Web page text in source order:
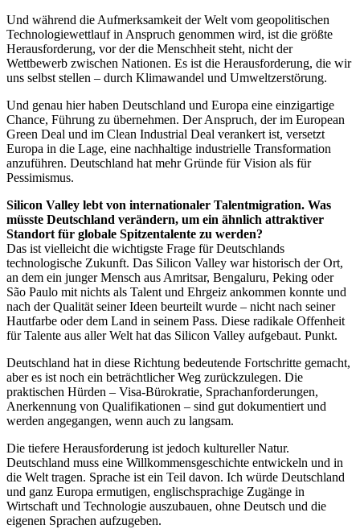
Und während die Aufmerksamkeit der Welt vom geopolitischen
Technologiewettlauf in Anspruch genommen wird, ist die größte
Herausforderung, vor der die Menschheit steht, nicht der
Wettbewerb zwischen Nationen. Es ist die Herausforderung, die wir
uns selbst stellen – durch Klimawandel und Umweltzerstörung.
Und genau hier haben Deutschland und Europa eine einzigartige
Chance, Führung zu übernehmen. Der Anspruch, der im European
Green Deal und im Clean Industrial Deal verankert ist, versetzt
Europa in die Lage, eine nachhaltige industrielle Transformation
anzuführen. Deutschland hat mehr Gründe für Vision als für
Pessimismus.
Silicon Valley lebt von internationaler Talentmigration. Was
müsste Deutschland verändern, um ein ähnlich attraktiver
Standort für globale Spitzentalente zu werden?
Das ist vielleicht die wichtigste Frage für Deutschlands
technologische Zukunft. Das Silicon Valley war historisch der Ort,
an dem ein junger Mensch aus Amritsar, Bengaluru, Peking oder
São Paulo mit nichts als Talent und Ehrgeiz ankommen konnte und
nach der Qualität seiner Ideen beurteilt wurde – nicht nach seiner
Hautfarbe oder dem Land in seinem Pass. Diese radikale Offenheit
für Talente aus aller Welt hat das Silicon Valley aufgebaut. Punkt.
Deutschland hat in diese Richtung bedeutende Fortschritte gemacht,
aber es ist noch ein beträchtlicher Weg zurückzulegen. Die
praktischen Hürden – Visa-Bürokratie, Sprachanforderungen,
Anerkennung von Qualifikationen – sind gut dokumentiert und
werden angegangen, wenn auch zu langsam.
Die tiefere Herausforderung ist jedoch kultureller Natur.
Deutschland muss eine Willkommensgeschichte entwickeln und in
die Welt tragen. Sprache ist ein Teil davon. Ich würde Deutschland
und ganz Europa ermutigen, englischsprachige Zugänge in
Wirtschaft und Technologie auszubauen, ohne Deutsch und die
eigenen Sprachen aufzugeben.